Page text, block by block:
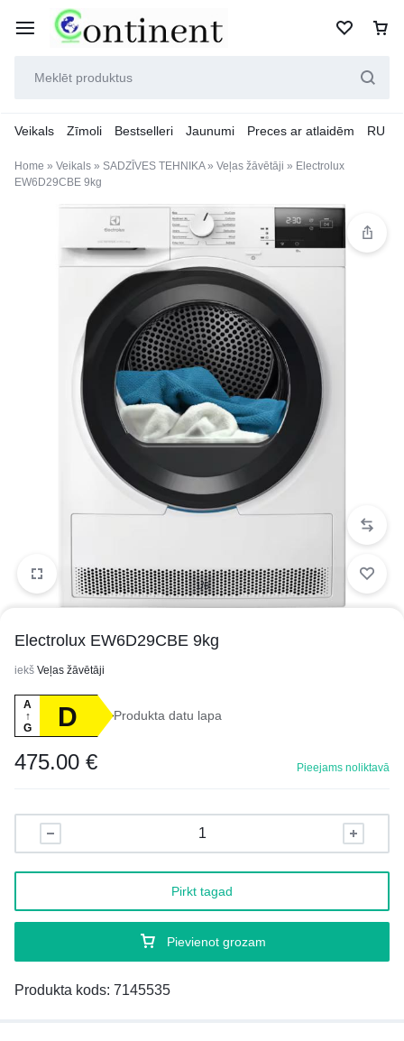
Veikals Zīmoli Bestselleri Jaunumi Preces ar atlaidēm RU
Home » Veikals » SADZĪVES TEHNIKA» Veļas žāvētāji » Electrolux
EW6D29CBE 9kg
1/6
Electrolux EW6D29CBE 9kg
iekš Veļas žāvētāji
A
↑
G
D Produkta datu lapa
475.00 € Pieejams noliktavā
Pievienot grozam
Pirkt tagad
Produkta kods: 7145535